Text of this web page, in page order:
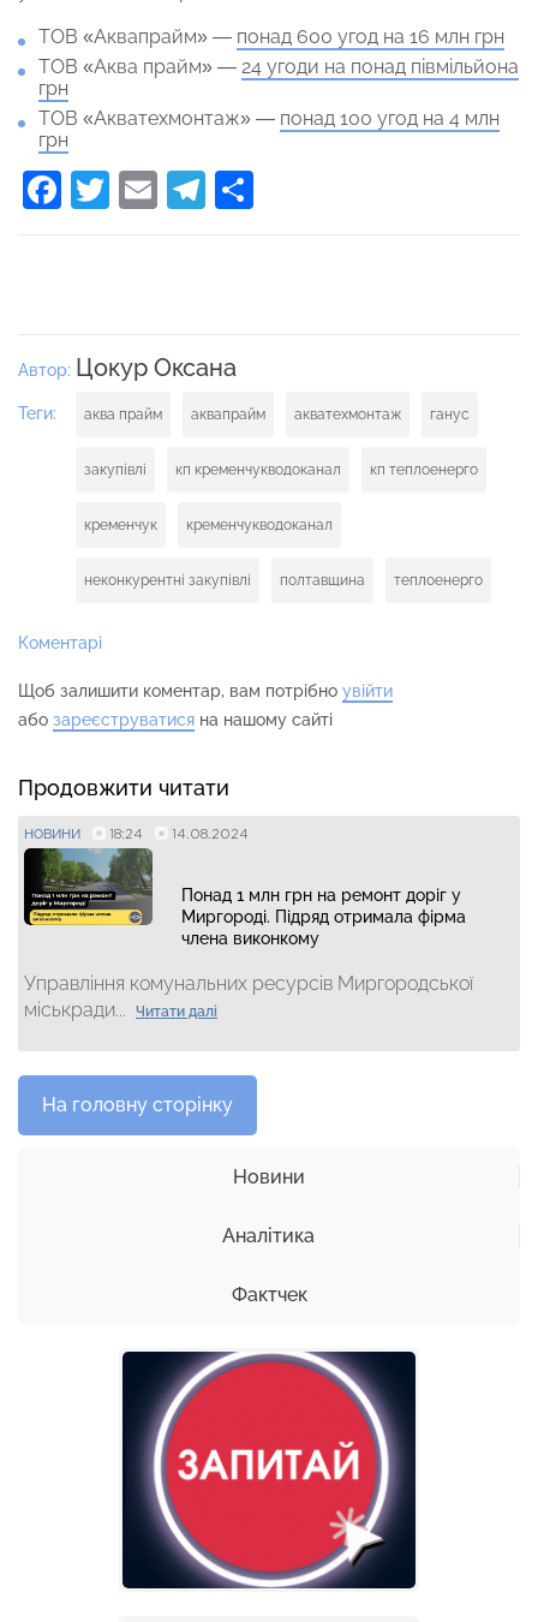
ТОВ «Аквапрайм» — понад 600 угод на 16 млн грн
ТОВ «Аква прайм» — 24 угоди на понад півмільйона
грн
ТОВ «Акватехмонтаж» — понад 100 угод на 4 млн
грн
Facebook
Twitter
EmailTelegram
Автор: Цокур Оксана
Теги: аква прайм аквапрайм акватехмонтаж ганус
закупівлі кп кременчукводоканал кп теплоенерго
кременчук кременчукводоканал
неконкурентні закупівлі полтавщина теплоенерго
Коментарі
Щоб залишити коментар, вам потрібно увійти
або зареєструватися на нашому сайті
Продовжити читати
НОВИНИ 18:24 14.08.2024
Понад 1 млн грн на ремонт доріг у
Миргороді. Підряд отримала фірма
члена виконкому
Управління комунальних ресурсів Миргородської
міськради...
Читати далі
На головну сторінку
Новини
Аналітика
Фактчек